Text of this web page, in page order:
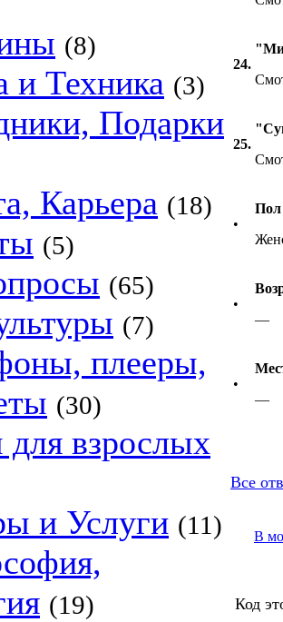
(8)
и Техника (3)
Подарки
Карьера (18)
(5)
(65)
(7)
плееры,
(30)
взрослых
и Услуги (11)
(19)
24.
25.
•
Пол
•
—
•
—
Все
В
Код